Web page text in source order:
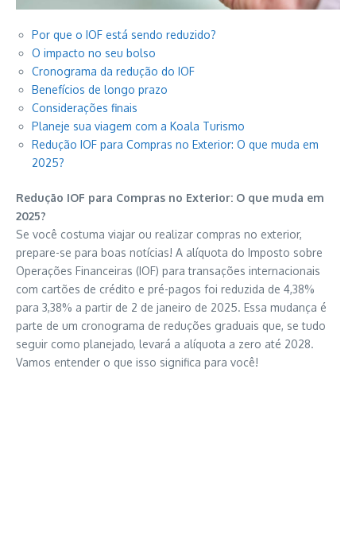
Por que o IOF está sendo reduzido?
O impacto no seu bolso
Cronograma da redução do IOF
Benefícios de longo prazo
Considerações finais
Planeje sua viagem com a Koala Turismo
Redução IOF para Compras no Exterior: O que muda em
2025?
Redução IOF para Compras no Exterior: O que muda em
2025?
Se você costuma viajar ou realizar compras no exterior,
prepare-se para boas notícias! A alíquota do Imposto sobre
Operações Financeiras (IOF) para transações internacionais
com cartões de crédito e pré-pagos foi reduzida de 4,38%
para 3,38% a partir de 2 de janeiro de 2025. Essa mudança é
parte de um cronograma de reduções graduais que, se tudo
seguir como planejado, levará a alíquota a zero até 2028.
Vamos entender o que isso significa para você!